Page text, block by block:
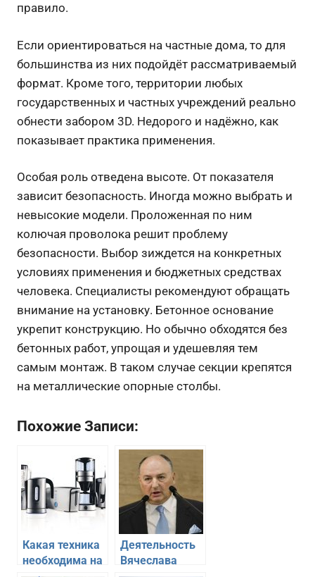
правило.
Если ориентироваться на частные дома, то для
большинства из них подойдёт рассматриваемый
формат. Кроме того, территории любых
государственных и частных учреждений реально
обнести забором 3D. Недорого и надёжно, как
показывает практика применения.
Особая роль отведена высоте. От показателя
зависит безопасность. Иногда можно выбрать и
невысокие модели. Проложенная по ним
колючая проволока решит проблему
безопасности. Выбор зиждется на конкретных
условиях применения и бюджетных средствах
человека. Специалисты рекомендуют обращать
внимание на установку. Бетонное основание
укрепит конструкцию. Но обычно обходятся без
бетонных работ, упрощая и удешевляя тем
самым монтаж. В таком случае секции крепятся
на металлические опорные столбы.
Похожие Записи:
Какая техника
необходима на
Деятельность
Вячеслава